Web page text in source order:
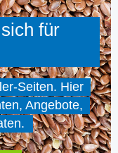
für
Seiten. Hier
Angebote,